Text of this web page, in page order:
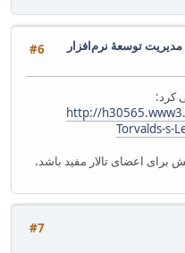
#6 توسعهٔ نرم‌افزار
کرد:
http://
Torvalds-s-
برای اعضای تالار مفید باشد.
#7